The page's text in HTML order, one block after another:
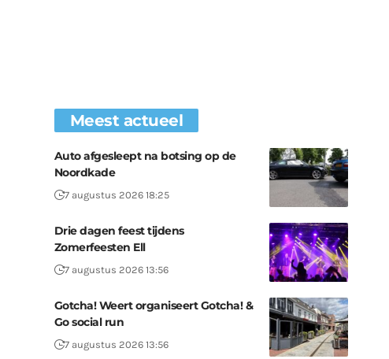
Meest actueel
Auto afgesleept na botsing op de
Noordkade
7 augustus 2026 18:25
Drie dagen feest tijdens
Zomerfeesten Ell
7 augustus 2026 13:56
Gotcha! Weert organiseert Gotcha! &
Go social run
7 augustus 2026 13:56